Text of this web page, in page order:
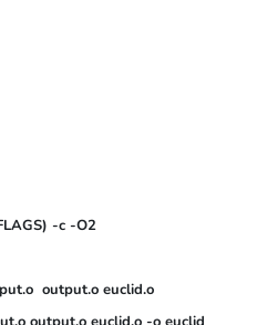
-c -O2
output.o euclid.o